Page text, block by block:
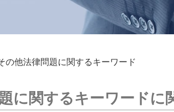
の他法律問題に関するキーワード
に関するキーワードに